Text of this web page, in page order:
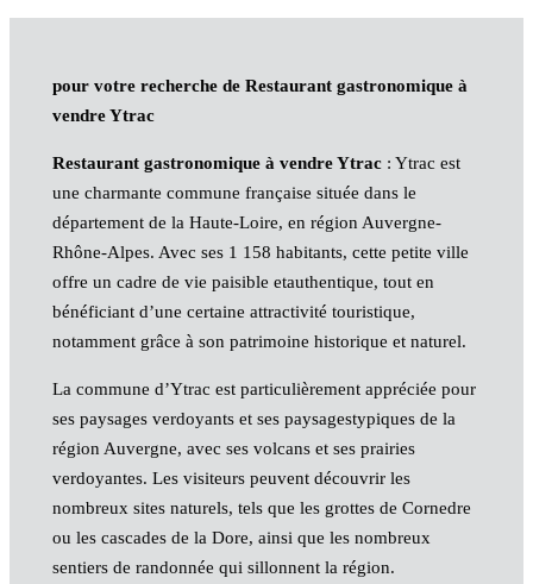
pour votre recherche de Restaurant gastronomique à
vendre Ytrac
Restaurant gastronomique à vendre Ytrac: Ytrac est
une charmante commune française située dans le
département de la Haute-Loire, en région Auvergne-
Rhône-Alpes. Avec ses 1 158 habitants, cette petite ville
offre un cadre de vie paisible etauthentique, tout en
bénéficiant d’une certaine attractivité touristique,
notamment grâce à son patrimoine historique et naturel.
La commune d’Ytrac est particulièrement appréciée pour
ses paysages verdoyants et ses paysagestypiques de la
région Auvergne, avec ses volcans et ses prairies
verdoyantes. Les visiteurs peuvent découvrir les
nombreux sites naturels, tels que les grottes de Cornedre
ou les cascades de la Dore, ainsi que les nombreux
sentiers de randonnée qui sillonnent la région.